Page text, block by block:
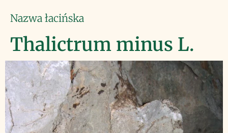
Nazwa łacińska
Thalictrum minus L.